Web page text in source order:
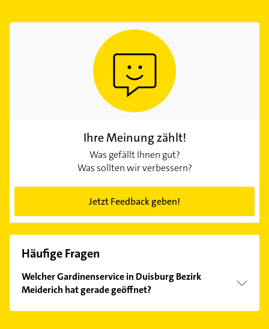
Ihre Meinung zählt!
Was gefällt Ihnen gut?
Was sollten wir verbessern?
Jetzt Feedback geben!
Häufige Fragen
Welcher Gardinenservice in Duisburg Bezirk
Meiderich hat gerade geöffnet?
Im Anbieter-Bereich finden Sie alleÖffnungszeiten.